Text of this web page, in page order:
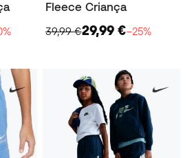
Fleece Criança
39,99 €29,99 €−25%